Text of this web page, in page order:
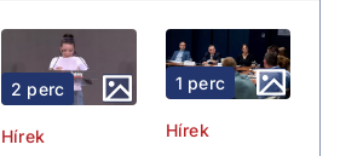
2 perc
Hírek
1 perc
Hírek